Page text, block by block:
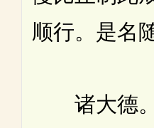
顺行。是名
诸大德。